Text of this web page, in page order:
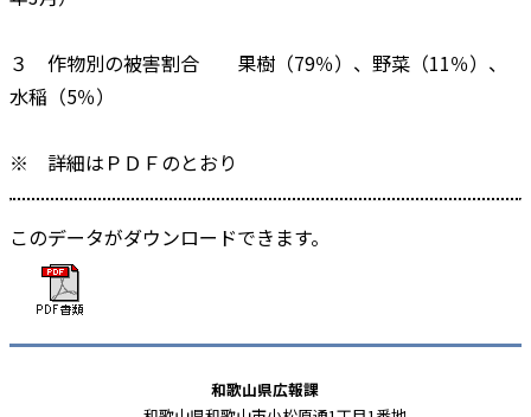
３ 作物別の被害割合 果樹（79％）、野菜（11％）、
水稲（5％）
※ 詳細はＰＤＦのとおり
このデータがダウンロードできます。
和歌山県広報課